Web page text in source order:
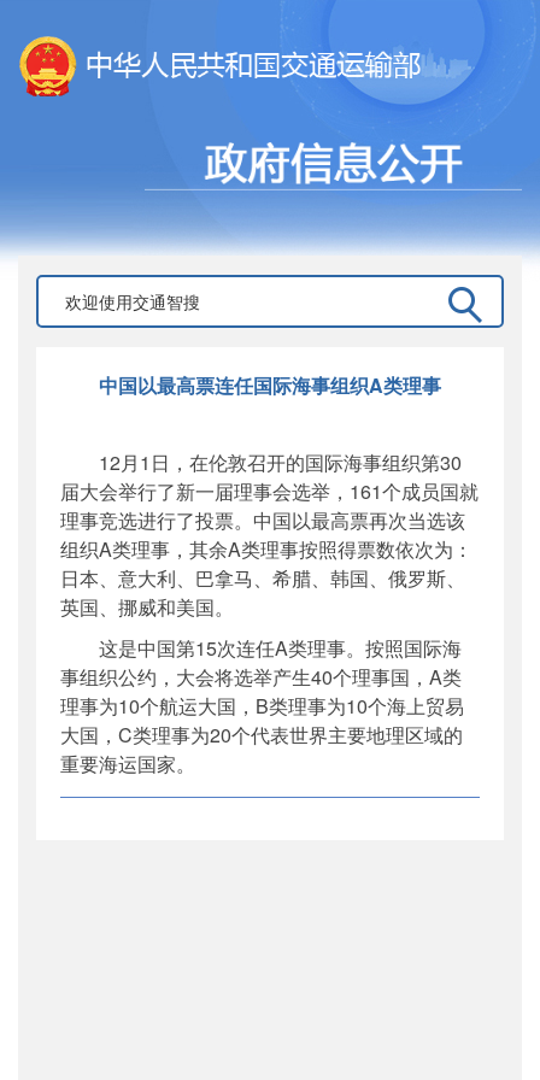
中国以最高票连任国际海事组织A类理事
12月1日，在伦敦召开的国际海事组织第30
届大会举行了新一届理事会选举，161个成员国就
理事竞选进行了投票。中国以最高票再次当选该
组织A类理事，其余A类理事按照得票数依次为：
日本、意大利、巴拿马、希腊、韩国、俄罗斯、
英国、挪威和美国。
这是中国第15次连任A类理事。按照国际海
事组织公约，大会将选举产生40个理事国，A类
理事为10个航运大国，B类理事为10个海上贸易
大国，C类理事为20个代表世界主要地理区域的
重要海运国家。